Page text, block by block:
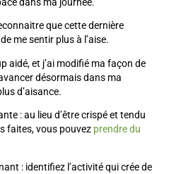
que cette dernière
me sentir plus à l’aise.
aidé, et j’ai modifié ma façon de
désormais dans ma
d’aisance.
: au lieu d’être crispé et tendu
faites, vous pouvez prendre du
: identifiez l’activité qui crée de